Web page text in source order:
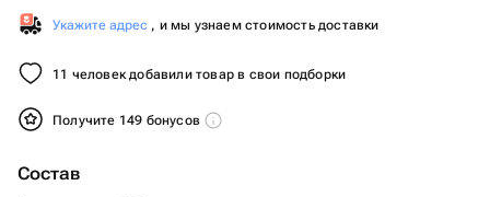
Укажите адрес , и мы узнаем стоимость доставки
11 человек добавили товар в свои подборки
Получите 149 бонусов
Состав